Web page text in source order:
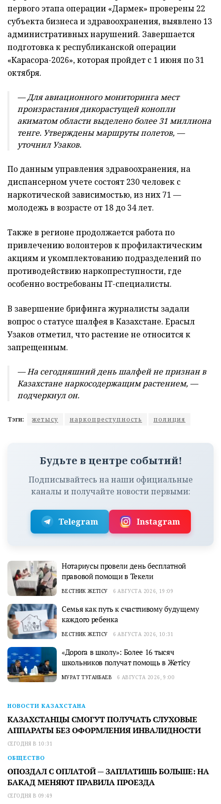
первого этапа операции «Дармек» проверены 22
субъекта бизнеса и здравоохранения, выявлено 13
административных нарушений. Завершается
подготовка к республиканской операции
«Карасора-2026», которая пройдет с 1 июня по 31
октября.
— Для авиационного мониторинга мест
произрастания дикорастущей конопли
акиматом области выделено более 31 миллиона
тенге. Утверждены маршруты полетов, —
уточнил Узаков.
По данным управления здравоохранения, на
диспансерном учете состоят 230 человек с
наркотической зависимостью, из них 71 —
молодежь в возрасте от 18 до 34 лет.
Также в регионе продолжается работа по
привлечению волонтеров к профилактическим
акциям и укомплектованию подразделений по
противодействию наркопреступности, где
особенно востребованы IT-специалисты.
В завершение брифинга журналисты задали
вопрос о статусе шалфея в Казахстане. Ерасыл
Узаков отметил, что растение не относится к
запрещенным.
— На сегодняшний день шалфей не признан в
Казахстане наркосодержащим растением, —
подчеркнул он.
Тэги: жетысу наркопреступность полиция
Будьте в центре событий!
Подписывайтесь на наши официальные
каналы и получайте новости первыми:
Telegram Instagram
Нотариусы провели день бесплатной
правовой помощи в Текели
ВЕСТНИК ЖЕТІСУ 6 АВГУСТА 2026, 19:09
Семья как путь к счастливому будущему
каждого ребенка
ВЕСТНИК ЖЕТІСУ 6 АВГУСТА 2026, 10:31
«Дорога в школу»: Более 16 тысяч
школьников получат помощь в Жетісу
МУРАТ ТУГАНБАЕВ 6 АВГУСТА 2026, 9:00
НОВОСТИ КАЗАХСТАНА
КАЗАХСТАНЦЫ СМОГУТ ПОЛУЧАТЬ СЛУХОВЫЕ
АППАРАТЫ БЕЗ ОФОРМЛЕНИЯ ИНВАЛИДНОСТИ
СЕГОДНЯ В 10:31
ОБЩЕСТВО
ОПОЗДАЛ С ОПЛАТОЙ — ЗАПЛАТИШЬ БОЛЬШЕ: НА
БАКАД МЕНЯЮТ ПРАВИЛА ПРОЕЗДА
СЕГОДНЯ В 09:49